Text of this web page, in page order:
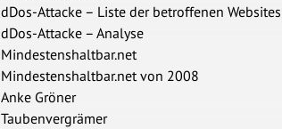
dDos-Attacke – Liste der betroffenen Websites
dDos-Attacke – Analyse
Mindestenshaltbar.net
Mindestenshaltbar.net von 2008
Anke Gröner
Taubenvergrämer